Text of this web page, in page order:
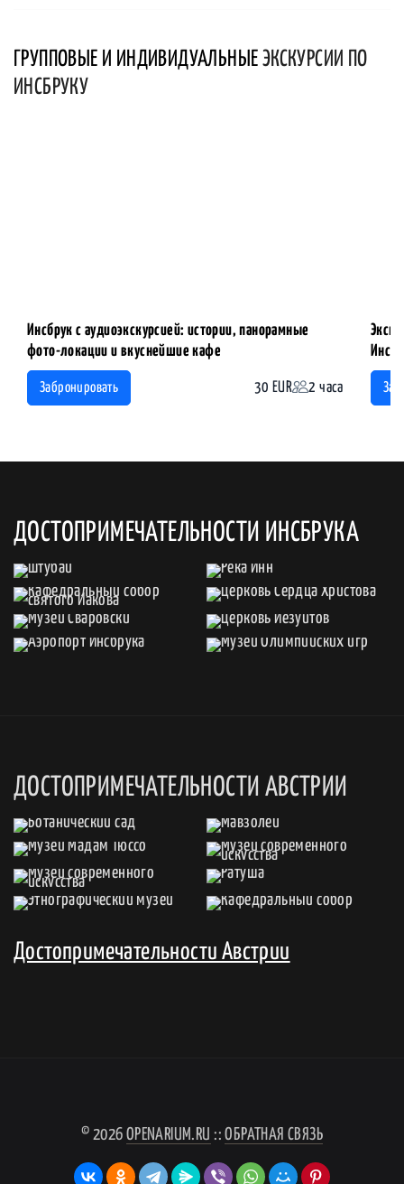
ГРУППОВЫЕ И ИНДИВИДУАЛЬНЫЕ ЭКСКУРСИИ ПО
ИНСБРУКУ
Инсбрук с аудиоэкскурсией: истории, панорамные
фото-локации и вкуснейшие кафе
Забронировать 30 EUR 2 часа
ДОСТОПРИМЕЧАТЕЛЬНОСТИ ИНСБРУКА
ДОСТОПРИМЕЧАТЕЛЬНОСТИ АВСТРИИ
Достопримечательности Австрии
© 2026 OPENARIUM.RU ::ОБРАТНАЯ СВЯЗЬ